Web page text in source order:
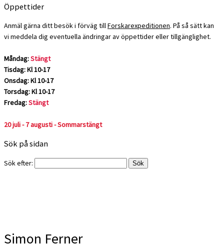
Öppettider
Anmäl gärna ditt besök i förväg tillForskarexpeditionen. På så sätt kan
vi meddela dig eventuella ändringar av öppettider eller tillgänglighet.
Måndag:Stängt
Tisdag: Kl 10-17
Onsdag: Kl 10-17
Torsdag: Kl 10-17
Fredag:Stängt
20 juli - 7 augusti - Sommarstängt
Sök på sidan
Sök efter:
Simon Ferner